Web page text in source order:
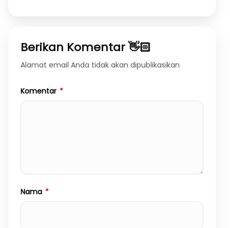
Berikan Komentar 👋🏻
Alamat email Anda tidak akan dipublikasikan
Komentar *
Nama *